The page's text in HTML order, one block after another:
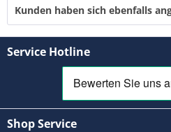
Kunden haben sich ebenfalls
Service Hotline
Shop Service